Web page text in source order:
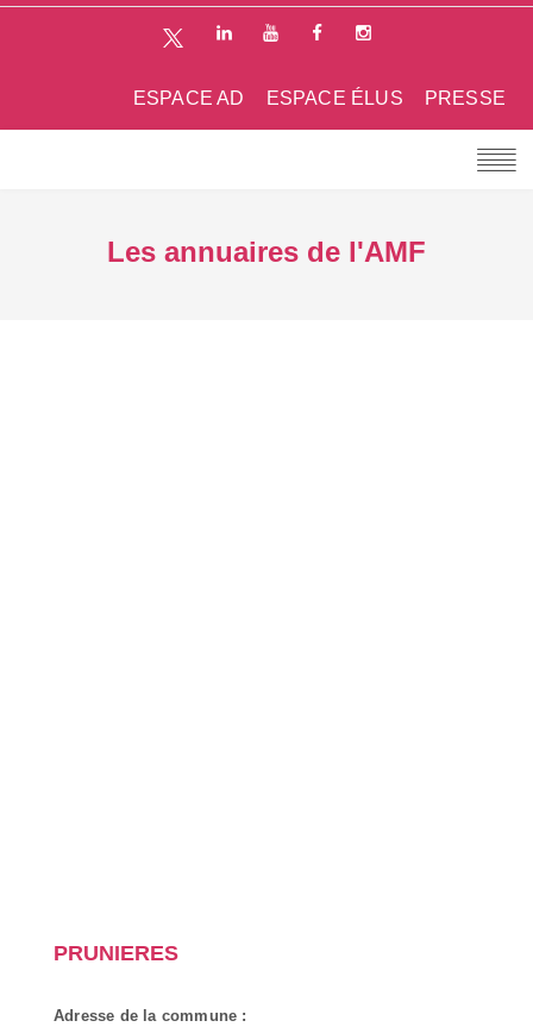
PRESSE
ESPACE ÉLUS
ESPACE AD
Les annuaires de l'AMF
PRUNIERES
Adresse de la commune :